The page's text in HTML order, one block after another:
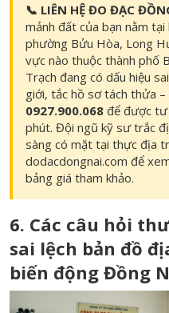
📞 LIÊN HỆ ĐO ĐẠC
mảnh đất của bạn nằm
phường Bửu Hòa, Long
vực nào thuộc thành phố
Trạch đang có dấu hiệu
giới, tắc hồ sơ tách thửa
0927.900.068 để được tư
phút. Đội ngũ kỹ sư trắc
sàng có mặt tại thực địa
dodacdongnai.com để
bảng giá tham khảo.
6. Các câu hỏi
sai lệch bản đồ
biến động Đồng